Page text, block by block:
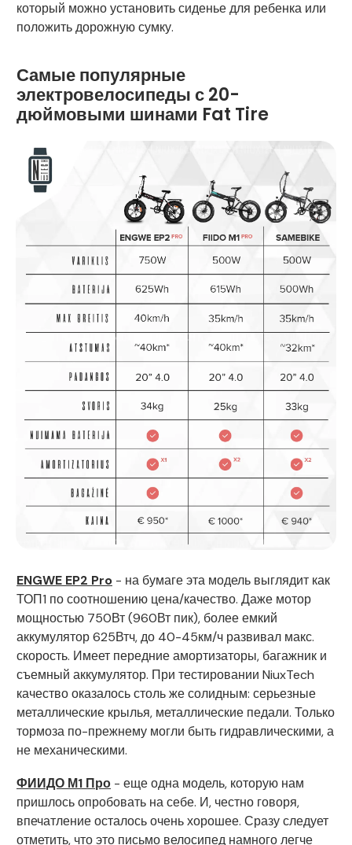
который можно установить сиденье для ребенка или
положить дорожную сумку.
Самые популярные
электровелосипеды с 20-
дюймовыми шинами Fat Tire
ENGWE EP2 Pro - на бумаге эта модель выглядит как
ТОП1 по соотношению цена/качество. Даже мотор
мощностью 750Вт (960Вт пик), более емкий
аккумулятор 625Втч, до 40-45км/ч развивал макс.
скорость. Имеет передние амортизаторы, багажник и
съемный аккумулятор. При тестировании NiuxTech
качество оказалось столь же солидным: серьезные
металлические крылья, металлические педали. Только
тормоза по-прежнему могли быть гидравлическими, а
не механическими.
ФИИДО М1 Про - еще одна модель, которую нам
пришлось опробовать на себе. И, честно говоря,
впечатление осталось очень хорошее. Сразу следует
отметить, что это письмо велосипед намного легче